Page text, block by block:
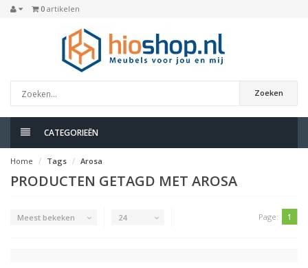
0 artikelen
Zoeken
CATEGORIEËN
Home Tags Arosa
PRODUCTEN GETAGD MET AROSA
Meest bekeken 24 Page: 1